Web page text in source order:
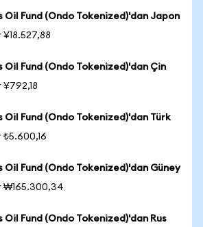
Fund (Ondo Tokenized)'dan Japon
¥18.527,88
Fund (Ondo Tokenized)'dan Çin
¥792,18
Fund (Ondo Tokenized)'dan Türk
₺5.600,16
Fund (Ondo Tokenized)'dan Güney
₩165.300,34
Fund (Ondo Tokenized)'dan Rus